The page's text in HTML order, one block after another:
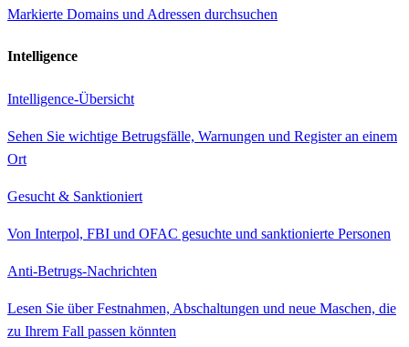
Markierte Domains und Adressen durchsuchen
Intelligence
Intelligence-Übersicht
Sehen Sie wichtige Betrugsfälle, Warnungen und Register an einem
Ort
Gesucht & Sanktioniert
Von Interpol, FBI und OFAC gesuchte und sanktionierte Personen
Anti-Betrugs-Nachrichten
Lesen Sie über Festnahmen, Abschaltungen und neue Maschen, die
zu Ihrem Fall passen könnten